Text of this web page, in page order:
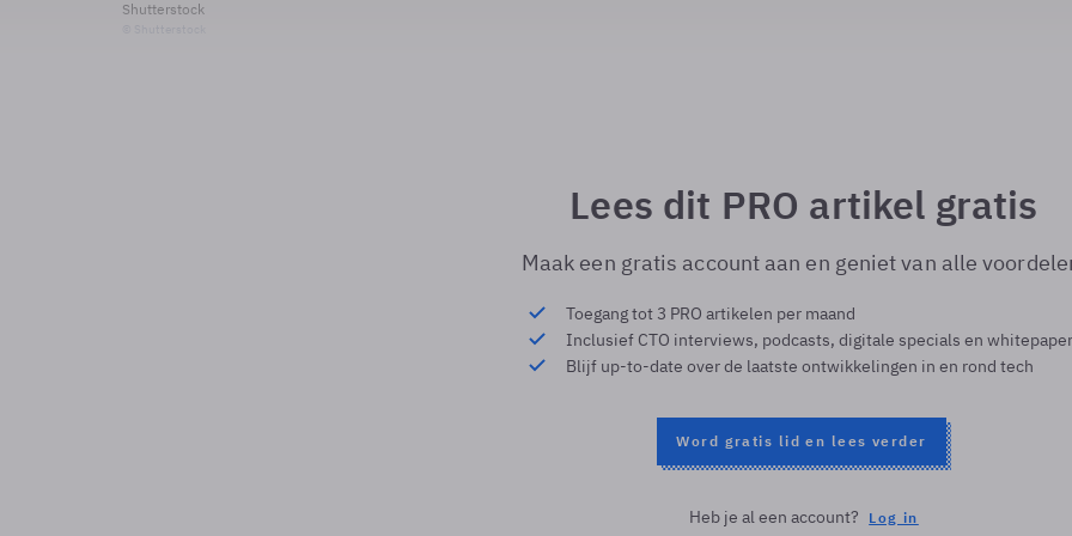
Shutterstock
Lees dit PRO artikel gratis
Maak een gratis account aan en geniet van alle
Toegang tot 3 PRO artikelen per maand
Inclusief CTO interviews, podcasts, digitale specials en
Blijf up-to-date over de laatste ontwikkelingen in en rond tech
Word gratis lid en lees verder
Heb je al een account? Log in